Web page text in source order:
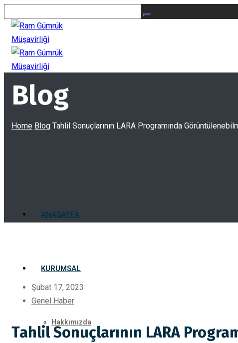
ANASAYFA
KURUMSAL
Hakkımızda
Blog
Home Blog Tahlil Sonuçlarının LARA Programında
Şubat 17, 2023
Genel Haber
Tahlil Sonuçlarının LARA